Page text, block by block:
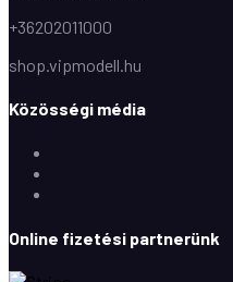
+36202011000
shop.vipmodell.hu
Közösségi média
Online fizetési partnerünk